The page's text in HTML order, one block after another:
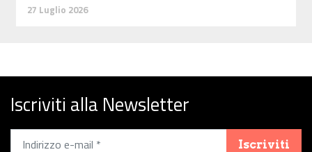
27 Luglio 2026
Iscriviti alla Newsletter
Iscriviti